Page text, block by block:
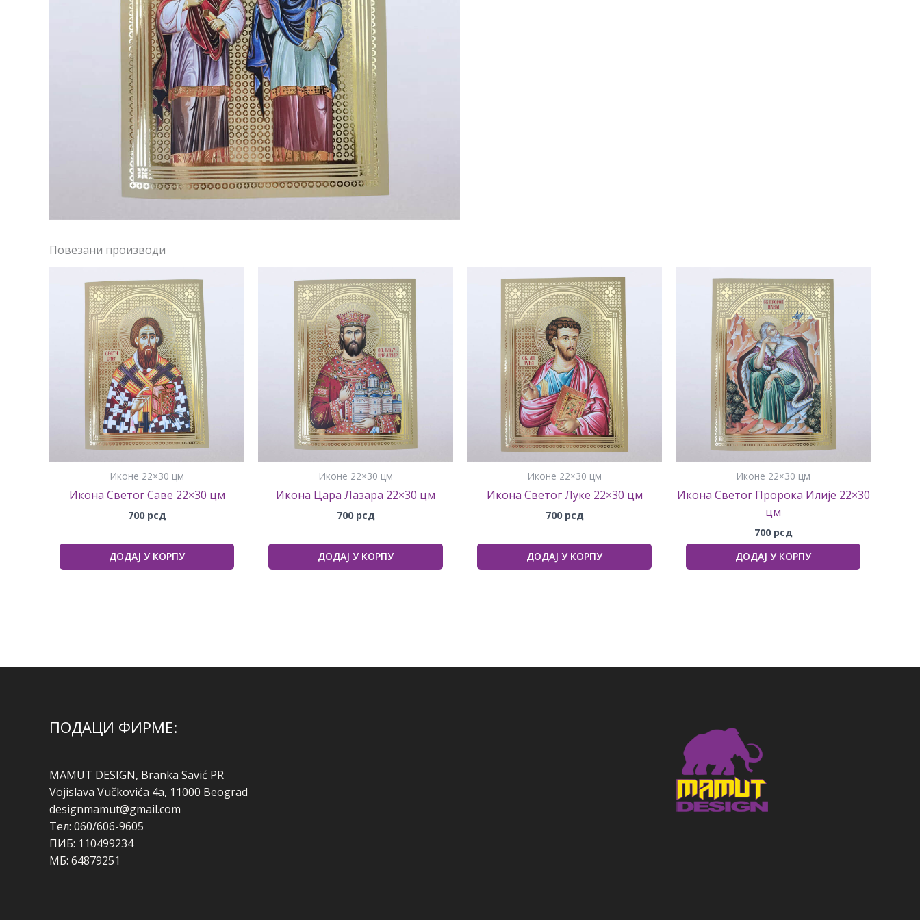
Повезани производи
Иконе 22×30 цм
Икона Светог Саве 22×30 цм
700 рсд
ДОДАЈ У КОРПУ
Иконе 22×30 цм
Икона Цара Лазара 22×30 цм
700 рсд
ДОДАЈ У КОРПУ
Иконе 22×30 цм
Икона Светог Луке 22×30 цм
700 рсд
ДОДАЈ У КОРПУ
Иконе 22×30 цм
Икона Светог Пророка Илије 22×30
цм
700 рсд
ДОДАЈ У КОРПУ
ПОДАЦИ ФИРМЕ:
MAMUT DESIGN, Branka Savić PR
Vojislava Vučkovića 4a, 11000 Beograd
designmamut@gmail.com
Тел: 060/606-9605
ПИБ: 110499234
МБ: 64879251